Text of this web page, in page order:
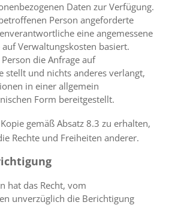
Daten zur Verfügung.
Person angeforderte
eine angemessene
Verwaltungskosten basiert.
die Anfrage auf
stellt und nichts anderes verlangt,
in einer allgemein
Form bereitgestellt.
gemäß Absatz 8.3 zu erhalten,
Rechte und Freiheiten anderer.
hat das Recht, vom
unverzüglich die Berichtigung